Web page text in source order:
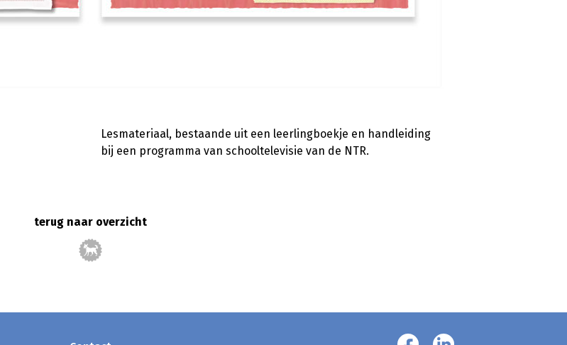
Lesmateriaal, bestaande uit een leerlingboekje en handleiding
bij een programma van schooltelevisie van de NTR.
terug naar overzicht